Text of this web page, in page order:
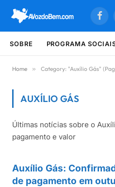
SOBRE PROGRAMA
Home » Category: "Auxílio Gás"
AUXÍLIO GÁS
Últimas notícias sobre
Últimas notícias sobre o
pagamento e valor
AUXÍLIO GÁS
Auxílio Gás:
de pagamento em